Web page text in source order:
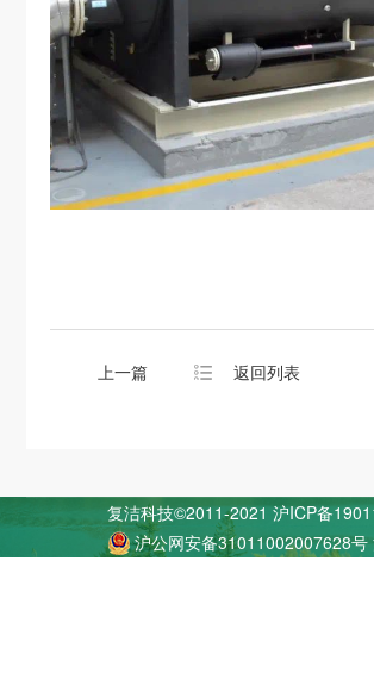
上一篇 返回列表
复洁科技©2011-2021沪ICP备
沪公网安备31011002007628号